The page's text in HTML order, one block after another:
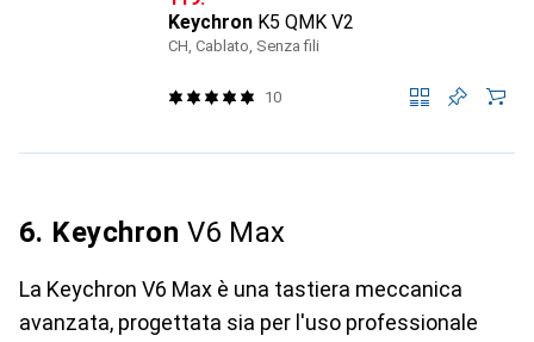
Keychron K5 QMK V2
CH, Cablato, Senza fili
10
6. Keychron V6 Max
La Keychron V6 Max è una tastiera meccanica
avanzata, progettata sia per l'uso professionale